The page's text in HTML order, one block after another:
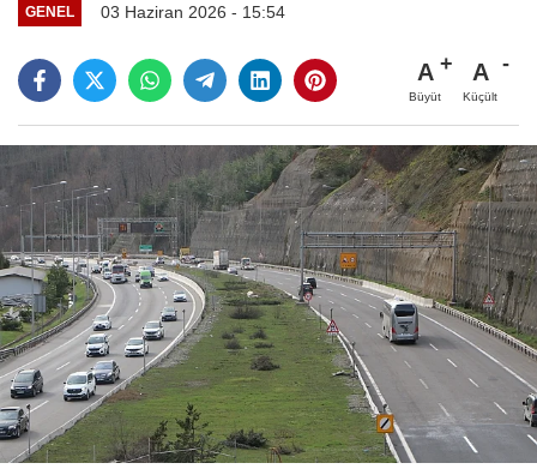
GENEL 03 Haziran 2026 - 15:54
A
Büyüt
A
Küçült